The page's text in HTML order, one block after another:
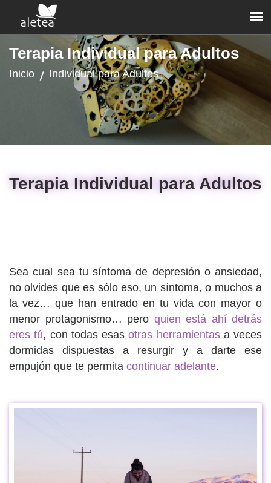
Terapia Individual para Adultos
Inicio Individual para Adultos
Terapia Individual para Adultos
Sea cual sea tu síntoma de depresión o ansiedad,
no olvides que es sólo eso, un síntoma, o muchos a
la vez… que han entrado en tu vida con mayor o
menor protagonismo… pero quien está ahí detrás
eres tú, con todas esasotras herramientasa veces
dormidas dispuestas a resurgir y a darte ese
empujón que te permita continuar adelante.